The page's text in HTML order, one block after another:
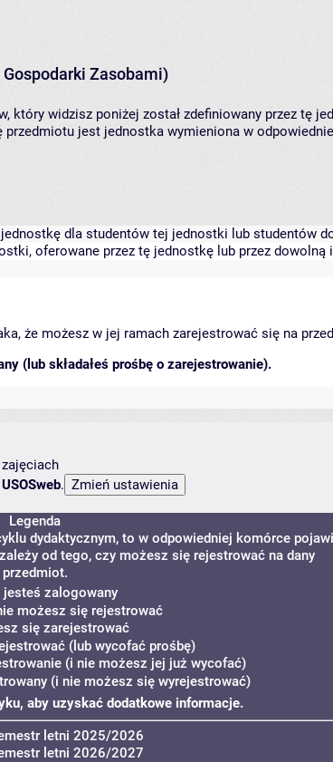
Zasobami)
który widzisz poniżej został zdefiniowany przez tę
jest jednostka wymieniona w
dla studentów tej jednostki lub studentów
oferowane przez tę jednostkę lub przez dowolną
że możesz w jej ramach zarejestrować się na
(lub składałeś prośbę o zarejestrowanie).
.
Legenda
dydaktycznym, to w odpowiedniej komórce pojawi
od tego, czy możesz się rejestrować na dany
przedmiot.
jesteś zalogowany
możesz się rejestrować
się zarejestrować
(lub wycofać prośbę)
(i nie możesz jej już wycofać)
(i nie możesz się wyrejestrować)
aby uzyskać dodatkowe informacje.
letni 2025/2026
letni 2026/2027